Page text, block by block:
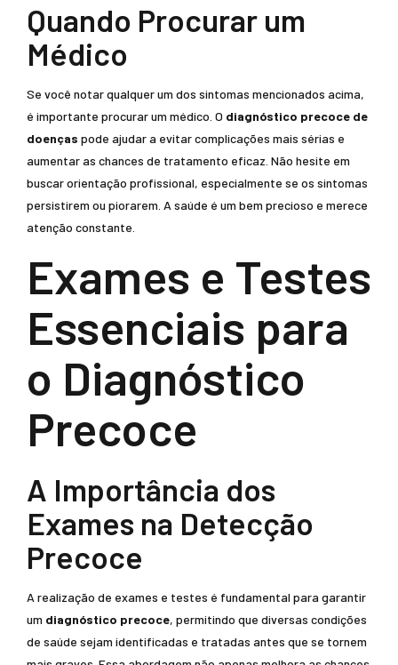
Quando Procurar um
Médico
Se você notar qualquer um dos sintomas mencionados acima,
é importante procurar um médico. O diagnóstico precoce de
doenças pode ajudar a evitar complicações mais sérias e
aumentar as chances de tratamento eficaz. Não hesite em
buscar orientação profissional, especialmente se os sintomas
persistirem ou piorarem. A saúde é um bem precioso e merece
atenção constante.
Exames e Testes
Essenciais para
o Diagnóstico
Precoce
A Importância dos
Exames na Detecção
Precoce
A realização de exames e testes é fundamental para garantir
um diagnóstico precoce, permitindo que diversas condições
de saúde sejam identificadas e tratadas antes que se tornem